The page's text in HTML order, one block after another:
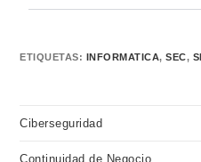
ETIQUETAS: INFORMATICA, SEC,
Ciberseguridad
Continuidad de Negocio